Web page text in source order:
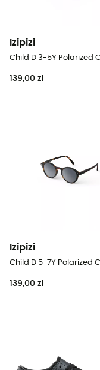
Izipizi
139,00 zł
Izipizi
139,00 zł